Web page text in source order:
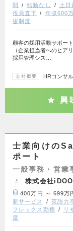
問
転勤なし 土日
役員直下
年収600
援制度
顧客の採用活動サポー
（企業担当者へのヒア
採用管理シス…
会社概要 HRコンサ
興
士業向けの
ポート
一般事務・営業
株式会社
400万円 ～ 699万
新サービス
英語力
フレックス勤務
リ
度